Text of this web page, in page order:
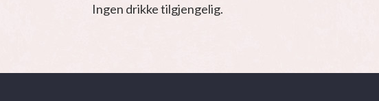
Ingen drikke tilgjengelig.